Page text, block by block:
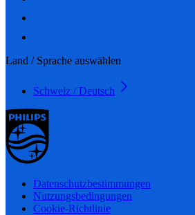
Land / Sprache auswählen
Schweiz / Deutsch
Datenschutzbestimmungen
Nutzungsbedingungen
Cookie-Richtlinie